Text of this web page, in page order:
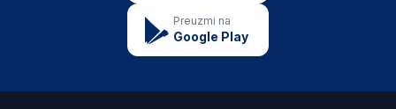
Preuzmi na
Google Play